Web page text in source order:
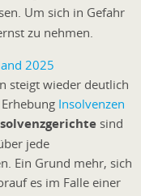
Um sich in Gefahr
zu nehmen.
steigt wieder deutlich
Insolvenzen
sind
jede
Ein Grund mehr, sich
es im Falle einer